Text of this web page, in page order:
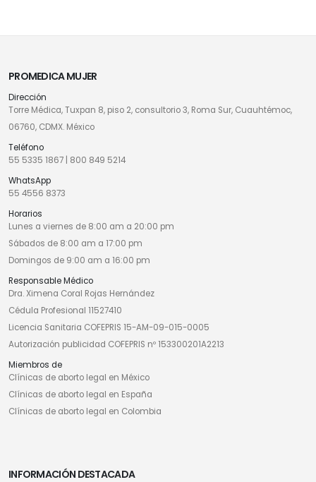
PROMEDICA MUJER
Dirección
Torre Médica, Tuxpan 8, piso 2, consultorio 3, Roma Sur, Cuauhtémoc,
06760, CDMX. México
Teléfono
55 5335 1867
800 849 5214
WhatsApp
55 4556 8373
Horarios
Lunes a viernes de 8:00 am a 20:00 pm
Sábados de 8:00 am a 17:00 pm
Domingos de 9:00 am a 16:00 pm
Responsable Médico
Dra. Ximena Coral Rojas Hernández
Cédula Profesional 11527410
Licencia Sanitaria COFEPRIS 15-AM-09-015-0005
Autorización publicidad COFEPRIS nº 153300201A2213
Miembros de
Clínicas de aborto legal en México
Clínicas de aborto legal en España
Clínicas de aborto legal en Colombia
INFORMACIÓN DESTACADA